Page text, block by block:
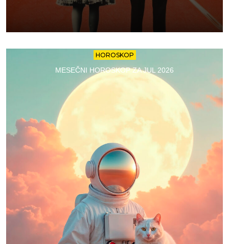
HOROSKOP
MESEČNI HOROSKOP ZA JUL 2026